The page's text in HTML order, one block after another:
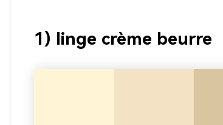
1) linge crème beurre